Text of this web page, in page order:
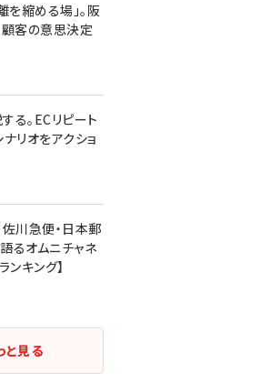
を縮める場」。阪
客の意思決定
る。ECリピート
リオをアクショ
川急便・日本郵
るオムニチャネ
キング】
と見る